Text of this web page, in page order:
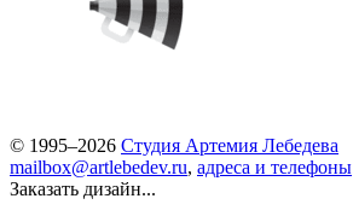
© 1995–2026 Студия Артемия Лебедева
mailbox@artlebedev.ru, адреса и телефоны
Заказать дизайн...